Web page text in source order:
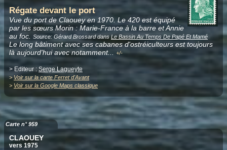
Régate devant le port
Vue du port de Claouey en 1970. Le 420 est équipé
par les sœurs Morin : Marie-France à la barre et Annie
au foc. Source: Gérard Brossard dansLe Bassin Au Temps De Papé Et Mamé
Le long bâtiment avec ses cabanes d'ostréiculteurs est toujours
là aujourd'hui avec notamment... +/-
> Editeur : Serge Lagueyte
>Voir sur la carte Ferret d'Avant
> Voir sur la Google Maps classique
Carte n° 959
CLAOUEY
vers 1975